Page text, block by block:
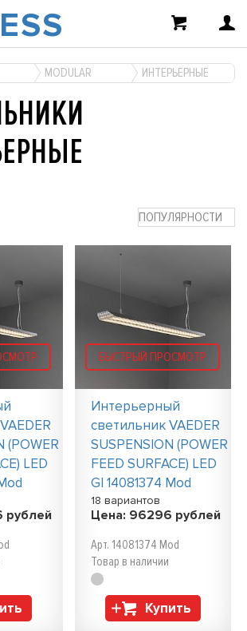
MODULAR ИНТЕРЬЕРНЫЕ
ПОПУЛЯРНОСТИ
(POWER
LED
рублей
БЫСТРЫЙ ПРОСМОТР
Интерьерный
светильник VAEDER
SUSPENSION (POWER
FEED SURFACE) LED
GI 14081374 Mod
18 вариантов
Цена: 96296 рублей
Арт. 14081374 Mod
Товар в наличии
Купить